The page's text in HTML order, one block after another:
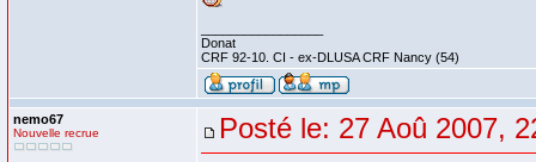
Donat
CRF 92-10. CI - ex-DLUSA CRF Nancy (54)
nemo67
Nouvelle recrue Posté le: 27 Aoû 2007,